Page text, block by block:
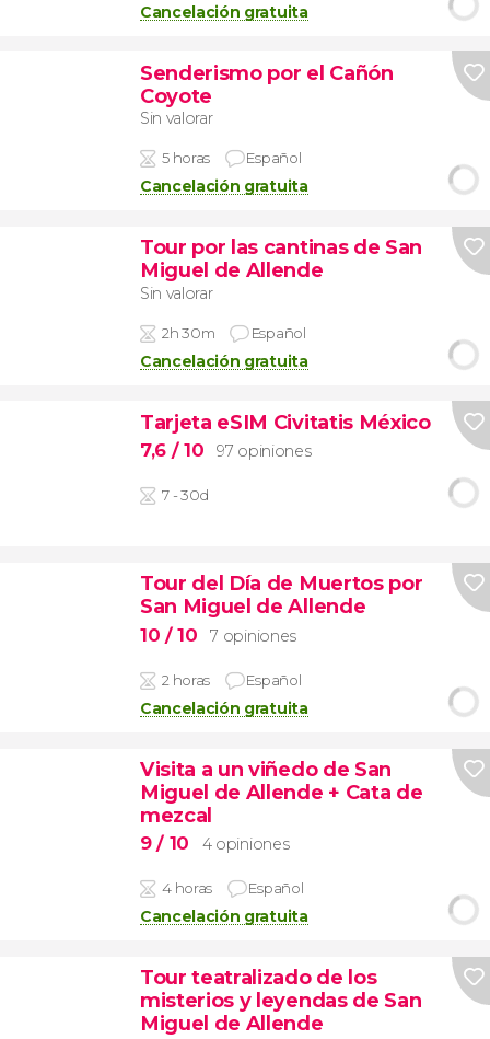
Cancelación gratuita
Senderismo por el Cañón
Coyote
Sin valorar
5 horas Español
Cancelación gratuita
Tour por las cantinas de San
Miguel de Allende
Sin valorar
2h 30m Español
Cancelación gratuita
Tarjeta eSIM Civitatis México
7,6 / 10 97 opiniones
7 - 30d
Tour del Día de Muertos por
San Miguel de Allende
10 / 10 7 opiniones
2 horas Español
Cancelación gratuita
Visita a un viñedo de San
Miguel de Allende + Cata de
mezcal
9/ 10 4 opiniones
4 horas Español
Cancelación gratuita
Tour teatralizado de los
misterios y leyendas de San
Miguel de Allende